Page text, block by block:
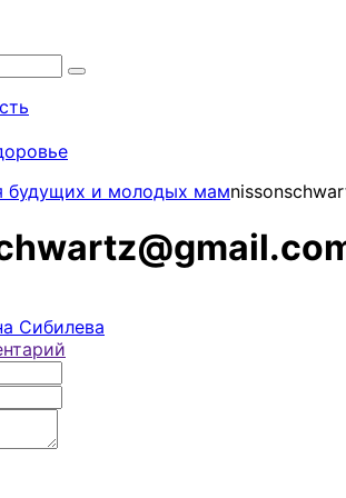
будущих и молодых мам
Сибилева